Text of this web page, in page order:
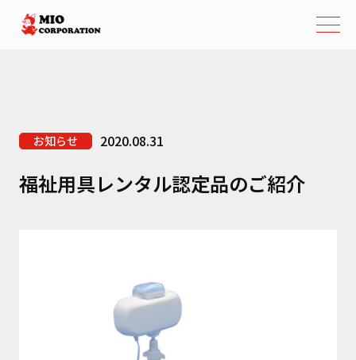
お知らせ 2020.08.31
福祉用具レンタル認定品のご紹介